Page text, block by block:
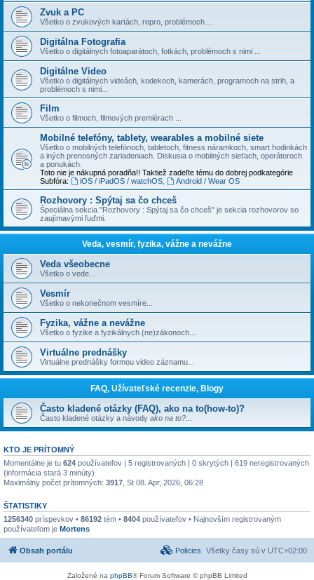
Zvuk a PC
Všetko o zvukových kartách, repro, problémoch ...
Digitálna Fotografia
Všetko o digitálnych fotoaparátoch, fotkách, problémoch s nimi ...
Digitálne Video
Všetko o digitálnych videách, kodekoch, kamerách, programoch na strih, a
problémoch s nimi...
Film
Všetko o filmoch, filmových premiérach ...
Mobilné telefóny, tablety, wearables a mobilné siete
Všetko o mobilných telefónoch, tabletoch, fitness náramkoch, smart hodinkách
a iných prenosných zariadeniach. Diskusia o mobilných sieťach, operátoroch
a ponukách.
Toto nie je nákupná poradňa!! Taktiež zadeľte tému do dobrej podkategórie
Subfóra:
iOS / iPadOS / watchOS, Android / Wear OS
Rozhovory : Spýtaj sa čo chceš
Špeciálna sekcia "Rozhovory : Spýtaj sa čo chceš" je sekcia rozhovorov so
zaujímavými ľuďmi.
Veda, vesmír, fyzika, vážne a nevážne
Veda všeobecne
Všetko o vede...
Vesmír
Všetko o nekonečnom vesmíre...
Fyzika, vážne a nevážne
Všetko o fyzike a fyzikálnych (ne)zákonoch...
Virtuálne prednášky
Virtuálne prednášky formou video záznamu...
FAQ, Užívateľské recenzie, Blogy
Často kladené otázky (FAQ), ako na to(how-to)?
Často kladené otázky a návody ako na to?
KTO JE PRÍTOMNÝ
Momentálne je tu 624 používateľov | 5 registrovaných | 0 skrytých | 619 neregistrovaných
(informácia stará 3 minúty)
Maximálny počet prítomných: 3917 , St 08. Apr, 2026, 06:28
ŠTATISTIKY
1256340 príspevkov • 86192 tém • 8404 používateľov • Najnovším registrovaným
používateľom je Mortens
Obsah portálu Všetky časy sú v UTC+02:00
Policies
Založené na phpBB® Forum Software © phpBB Limited